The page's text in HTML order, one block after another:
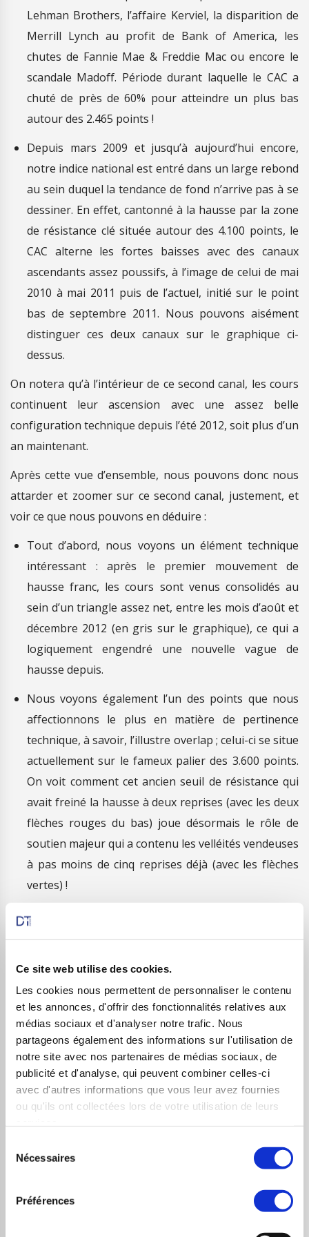
Ce site web utilise des cookies.
Les cookies nous permettent de personnaliser le contenu
et les annonces, d'offrir des fonctionnalités relatives aux
médias sociaux et d'analyser notre trafic. Nous
partageons également des informations sur l'utilisation de
notre site avec nos partenaires de médias sociaux, de
publicité et d'analyse, qui peuvent combiner celles-ci
avec d'autres informations que vous leur avez fournies
ou qu'ils ont collectées lors de votre utilisation de leurs
Nécessaires
Préférences
Lehman Brothers, l’affaire Kerviel, la disparition de
Merrill Lynch au profit de Bank of America, les
chutes de Fannie Mae & Freddie Mac ou encore le
scandale Madoff. Période durant laquelle le CAC a
chuté de près de 60% pour atteindre un plus bas
autour des 2.465 points !
Depuis mars 2009 et jusqu’à aujourd’hui encore,
notre indice national est entré dans un large rebond
au sein duquel la tendance de fond n’arrive pas à se
dessiner. En effet, cantonné à la hausse par la zone
de résistance clé située autour des 4.100 points, le
CAC alterne les fortes baisses avec des canaux
ascendants assez poussifs, à l’image de celui de mai
2010 à mai 2011 puis de l’actuel, initié sur le point
bas de septembre 2011. Nous pouvons aisément
distinguer ces deux canaux sur le graphique ci-
dessus.
On notera qu’à l’intérieur de ce second canal, les cours
continuent leur ascension avec une assez belle
configuration technique depuis l’été 2012, soit plus d’un
an maintenant.
Après cette vue d’ensemble, nous pouvons donc nous
attarder et zoomer sur ce second canal, justement, et
voir ce que nous pouvons en déduire :
Tout d’abord, nous voyons un élément technique
intéressant : après le premier mouvement de
hausse franc, les cours sont venus consolidés au
sein d’un triangle assez net, entre les mois d’août et
décembre 2012 (en gris sur le graphique), ce qui a
logiquement engendré une nouvelle vague de
hausse depuis.
Nous voyons également l’un des points que nous
affectionnons le plus en matière de pertinence
technique, à savoir, l’illustre overlap ; celui-ci se situe
actuellement sur le fameux palier des 3.600 points.
On voit comment cet ancien seuil de résistance qui
avait freiné la hausse à deux reprises (avec les deux
flèches rouges du bas) joue désormais le rôle de
soutien majeur qui a contenu les velléités vendeuses
à pas moins de cinq reprises déjà (avec les flèches
vertes) !
Enfin, nous constatons que le récent dépassement
points a conduit l’indice tout droit vers sa prochaine
résistance à savoir la non moins fameuse borne
supérieure du large canal. Borne de résistance qui a
engendré une forte phase corrective, voyant le CAC
chuter rapidement de plus de 250 points, cédant
ainsi près de 6% en quelques jours à peine.
Après cette vue d’ensemble et en écho à ce dernier
paragraphe, nous allons analyser un point qui nous a
paru des plus intéressants et même, n’ayons pas peur
Vous allez voir que l’analyse technique et le bon sens